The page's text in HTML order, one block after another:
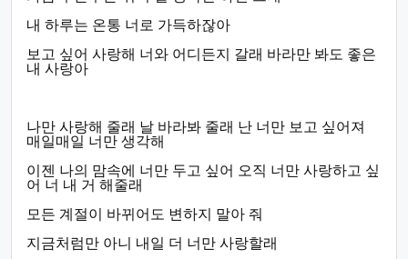
내 하루는 온통 너로 가득하잖아
보고 싶어 사랑해 너와 어디든지 갈래 바라만 봐도 좋은
내 사랑아
나만 사랑해 줄래 날 바라봐 줄래 난 너만 보고 싶어져
매일매일 너만 생각해
이젠 나의 맘속에 너만 두고 싶어 오직 너만 사랑하고 싶
어 너 내 거 해줄래
모든 계절이 바뀌어도 변하지 말아 줘
지금처럼만 아니 내일 더 너만 사랑할래